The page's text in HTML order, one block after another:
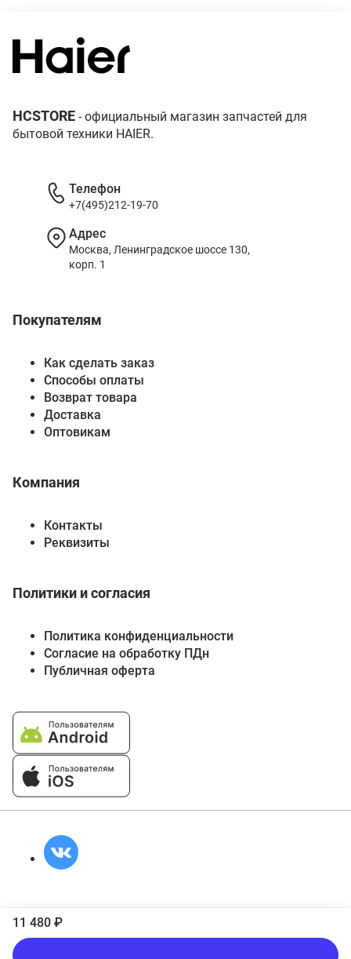
11 480 ₽
HCSTORE - официальный магазин запчастей для
бытовой техники HAIER.
Покупателям
Как сделать заказ
Способы оплаты
Возврат товара
Доставка
Оптовикам
Компания
Контакты
Реквизиты
Политики и согласия
Политика конфиденциальности
Согласие на обработку ПДн
Публичная оферта
Телефон
+7(495)212-19-70
Адрес
Москва, Ленинградское шоссе 130,
корп. 1